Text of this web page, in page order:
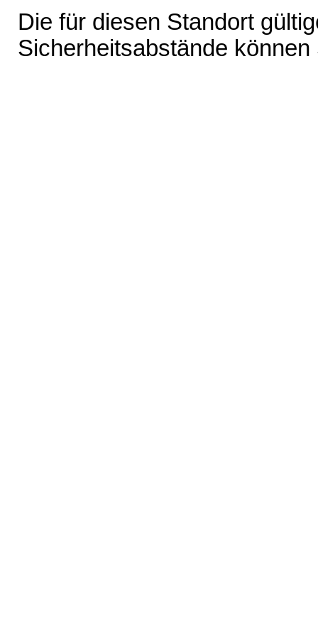
Die für diesen Standort
Sicherheitsabstände